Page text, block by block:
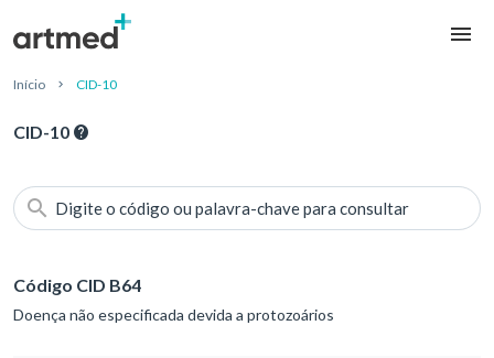
Início CID-10
CID-10
Digite o código ou palavra-chave para consultar
Código CID B64
Doença não especificada devida a protozoários